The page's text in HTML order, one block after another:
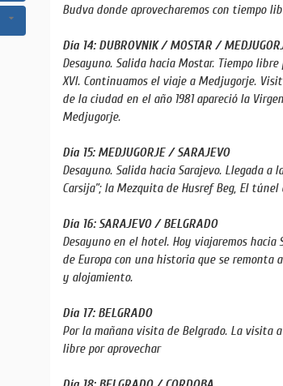
Budva donde aprovecharemos con tiempo
Día 14: DUBROVNIK / MOSTAR /
Desayuno. Salida hacia Mostar. Tiempo
XVI. Continuamos el viaje a Medjugorje.
de la ciudad en el año 1981 apareció la
Medjugorje.
Día 15: MEDJUGORJE / SARAJEVO
Desayuno. Salida hacia Sarajevo. Llegada
Carsija”; la Mezquita de Husref Beg, El
Día 16: SARAJEVO / BELGRADO
Desayuno en el hotel. Hoy viajaremos
de Europa con una historia que se remonta
y alojamiento.
Día 17: BELGRADO
Por la mañana visita de Belgrado. La visita
libre por aprovechar